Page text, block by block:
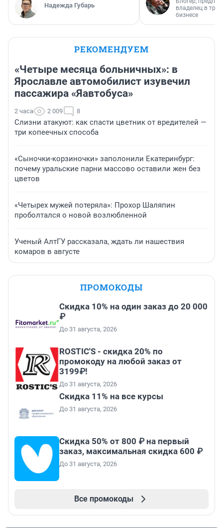
Надежда Губарь
владелец в
бизнесе
РЕКОМЕНДУЕМ
«Четыре месяца больничных»: в
Ярославле автомобилист изувечил
пассажира «Яавтобуса»
2 часа 2 009 8
Слизни атакуют: как спасти цветник от вредителей —
три копеечных способа
«Сыночки-корзиночки» заполонили Екатеринбург:
почему уральские парни массово оставили жен без
цветов
«Четырех мужей потеряла»: Прохор Шаляпин
проболтался о новой возлюбленной
Ученый АлтГУ рассказала, ждать ли нашествия
комаров в августе
ПРОМОКОДЫ
Скидка 10% на один заказ до 20 000
₽
До 31 августа, 2026
ROSTIC'S - скидка 20% по
промокоду на любой заказ от
3199₽!
До 31 августа, 2026
Скидка 11% на все курсы
До 31 августа, 2026
Скидка 50% от 800 ₽ на первый
заказ, максимальная скидка 600 ₽
До 31 августа, 2026
Все промокоды